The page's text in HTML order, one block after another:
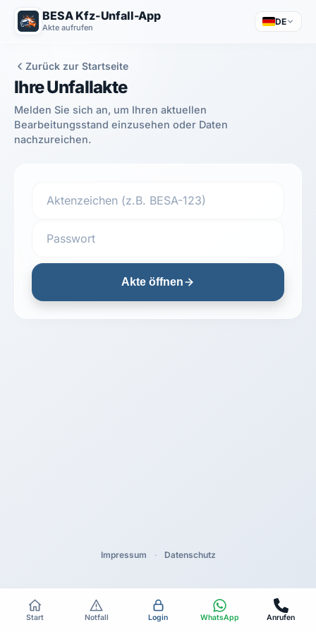
BESA Kfz-Unfall-App
Akte aufrufen
DE
Zurück zur Startseite
Ihre Unfallakte
Melden Sie sich an, um Ihren aktuellen
Bearbeitungsstand einzusehen oder Daten
nachzureichen.
Akte öffnen
Impressum · Datenschutz
Start Notfall Login WhatsApp Anrufen